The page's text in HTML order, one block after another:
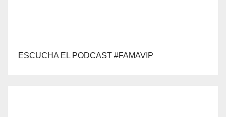
ESCUCHA EL PODCAST #FAMAVIP